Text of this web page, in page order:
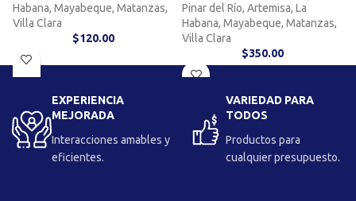
Habana, Mayabeque, Matanzas,
Villa Clara
$120.00
Pinar del Río, Artemisa, La
Habana, Mayabeque, Matanzas,
Villa Clara
$350.00
EXPERIENCIA
MEJORADA
Interacciones amables y
eficientes.
VARIEDAD PARA
TODOS
Productos para
cualquier presupuesto.